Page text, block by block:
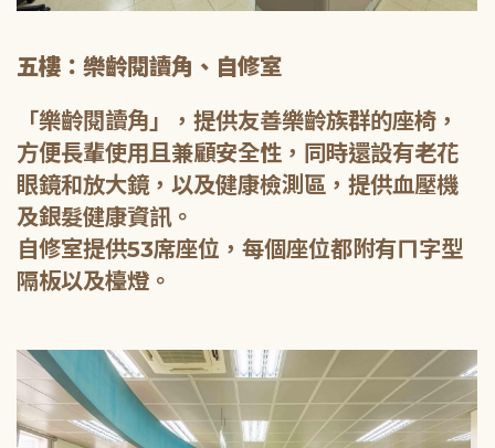
五樓：樂齡閱讀角、自修室
「樂齡閱讀角」，提供友善樂齡族群的座椅，
方便長輩使用且兼顧安全性，同時還設有老花
眼鏡和放大鏡，以及健康檢測區，提供血壓機
及銀髮健康資訊。
自修室提供53席座位，每個座位都附有ㄇ字型